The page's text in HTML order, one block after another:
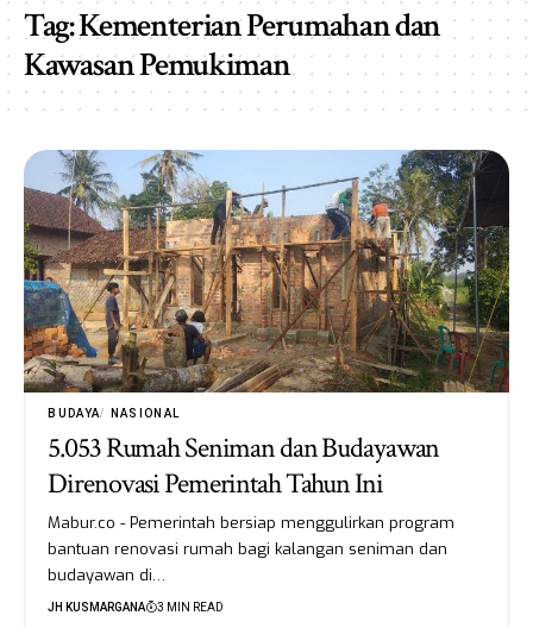
Tag:Kementerian Perumahan dan
Kawasan Pemukiman
BUDAYA NASIONAL
5.053 Rumah Seniman dan Budayawan
Direnovasi Pemerintah Tahun Ini
Mabur.co - Pemerintah bersiap menggulirkan program
bantuan renovasi rumah bagi kalangan seniman dan
budayawan di…
JH KUSMARGANA 3 MIN READ